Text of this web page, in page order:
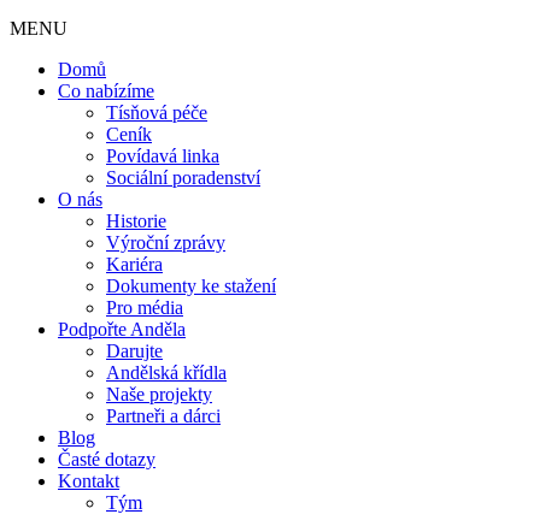
MENU
Domů
Co nabízíme
Tísňová péče
Ceník
Povídavá linka
Sociální poradenství
O nás
Historie
Výroční zprávy
Kariéra
Dokumenty ke stažení
Pro média
Podpořte Anděla
Darujte
Andělská křídla
Naše projekty
Partneři a dárci
Blog
Časté dotazy
Kontakt
Tým